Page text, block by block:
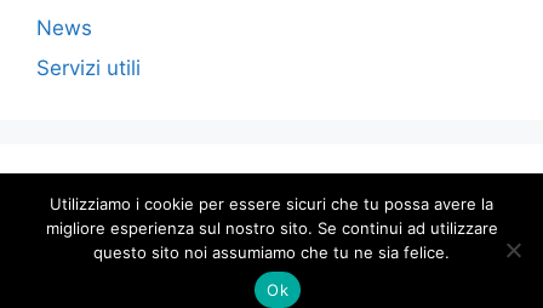
News
Servizi utili
© 2026 ComunicareBlog |Privacy Policy
Utilizziamo i cookie per essere sicuri che tu possa avere la
migliore esperienza sul nostro sito. Se continui ad utilizzare
questo sito noi assumiamo che tu ne sia felice.
Ok